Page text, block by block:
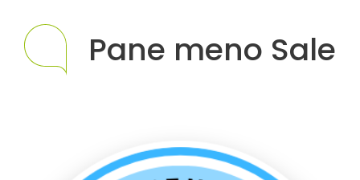
Pane meno Sale